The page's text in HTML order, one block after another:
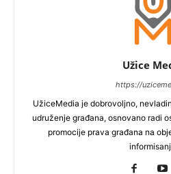
Užice
https://
UžiceMedia je dobrovoljno,
udruženje građana, osnovano radi
promocije prava građana na